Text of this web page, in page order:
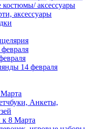
костюмы/ аксессуары
аксессуары
14 февраля
Анкеты,
к 8 Марта